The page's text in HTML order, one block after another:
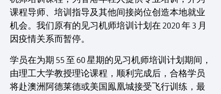
课程导师、培训指导及其他间接岗位创造本地就业
机会。我们原有的见习机师培训计划在 2020 年 3 月
因疫情关系而暂停。
学员在为期 55 至 60 星期的见习机师培训计划期间，
由理工大学教授理论课程，顺利完成后，合格学员
将赴澳洲阿德莱德或美国鳯凰城接受飞行训练，最